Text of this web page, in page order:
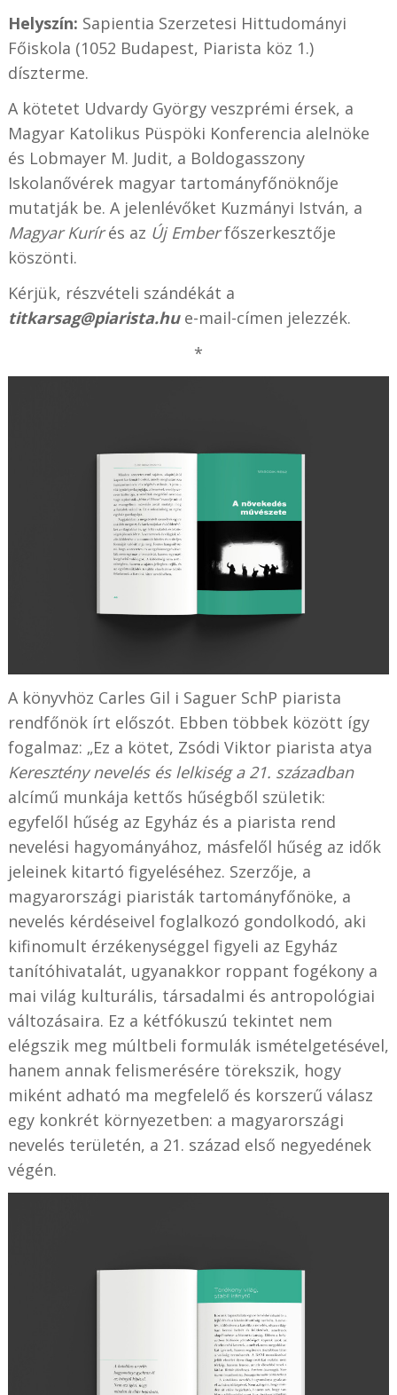
Helyszín: Sapientia Szerzetesi Hittudományi
Főiskola (1052 Budapest, Piarista köz 1.)
díszterme.
A kötetet Udvardy György veszprémi érsek, a
Magyar Katolikus Püspöki Konferencia alelnöke
és Lobmayer M. Judit, a Boldogasszony
Iskolanővérek magyar tartományfőnöknője
mutatják be. A jelenlévőket Kuzmányi István, a
Magyar Kurírés az Új Emberfőszerkesztője
köszönti.
Kérjük, részvételi szándékát a
titkarsag@piarista.hue-mail-címen jelezzék.
*
A könyvhöz Carles Gil i Saguer SchP piarista
rendfőnök írt előszót. Ebben többek között így
fogalmaz: „Ez a kötet, Zsódi Viktor piarista atya
Keresztény nevelés és lelkiség a 21. században
alcímű munkája kettős hűségből születik:
egyfelől hűség az Egyház és a piarista rend
nevelési hagyományához, másfelől hűség az idők
jeleinek kitartó figyeléséhez. Szerzője, a
magyarországi piaristák tartományfőnöke, a
nevelés kérdéseivel foglalkozó gondolkodó, aki
kifinomult érzékenységgel figyeli az Egyház
tanítóhivatalát, ugyanakkor roppant fogékony a
mai világ kulturális, társadalmi és antropológiai
változásaira. Ez a kétfókuszú tekintet nem
elégszik meg múltbeli formulák ismételgetésével,
hanem annak felismerésére törekszik, hogy
miként adható ma megfelelő és korszerű válasz
egy konkrét környezetben: a magyarországi
nevelés területén, a 21. század első negyedének
végén.